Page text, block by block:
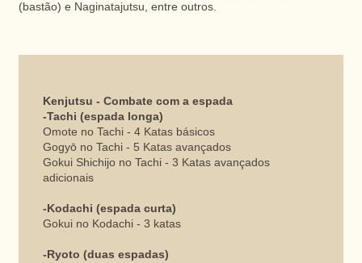
(bastão) e Naginatajutsu, entre outros.
Kenjutsu - Combate com a espada
-Tachi (espada longa)
Omote no Tachi - 4 Katas básicos
Gogyō no Tachi - 5 Katas avançados
Gokui Shichijo no Tachi - 3 Katas avançados
adicionais
-Kodachi (espada curta)
Gokui no Kodachi - 3 katas
-Ryoto (duas espadas)